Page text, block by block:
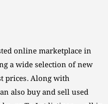
online marketplace in
a wide selection of new
prices. Along with
also buy and sell used